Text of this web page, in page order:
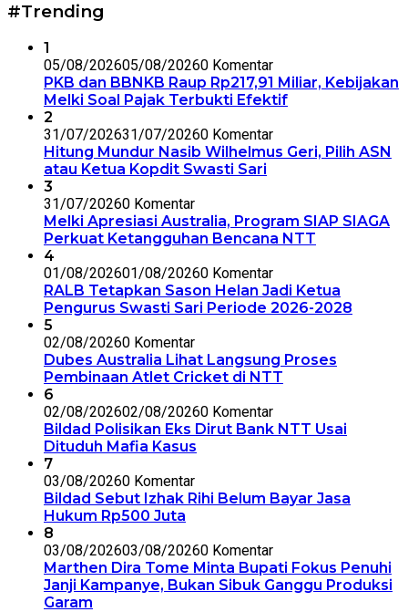
#Trending
1
05/08/202605/08/20260 Komentar
PKB dan BBNKB Raup Rp217,91 Miliar, Kebijakan
Melki Soal Pajak Terbukti Efektif
2
31/07/202631/07/20260 Komentar
Hitung Mundur Nasib Wilhelmus Geri, Pilih ASN
atau Ketua Kopdit Swasti Sari
3
31/07/20260 Komentar
Melki Apresiasi Australia, Program SIAP SIAGA
Perkuat Ketangguhan Bencana NTT
4
01/08/202601/08/20260 Komentar
RALB Tetapkan Sason Helan Jadi Ketua
Pengurus Swasti Sari Periode 2026-2028
5
02/08/20260 Komentar
Dubes Australia Lihat Langsung Proses
Pembinaan Atlet Cricket di NTT
6
02/08/202602/08/20260 Komentar
Bildad Polisikan Eks Dirut Bank NTT Usai
Dituduh Mafia Kasus
7
03/08/20260 Komentar
Bildad Sebut Izhak Rihi Belum Bayar Jasa
Hukum Rp500 Juta
8
03/08/202603/08/20260 Komentar
Marthen Dira Tome Minta Bupati Fokus Penuhi
Janji Kampanye, Bukan Sibuk Ganggu Produksi
Garam